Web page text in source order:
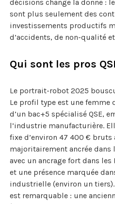
décisions change la donne :
sont plus seulement des
investissements productifs
d’accidents, de non-qualité
Qui sont les pros
Le portrait-robot 2025
Le profil type est une femme
d’un bac+5 spécialisé QSE,
l’industrie manufacturière.
fixe d’environ 47 400 € bruts
majoritairement ancrée dans
avec un ancrage fort dans les
et une présence marquée
industrielle (environ un
est remarquable : une